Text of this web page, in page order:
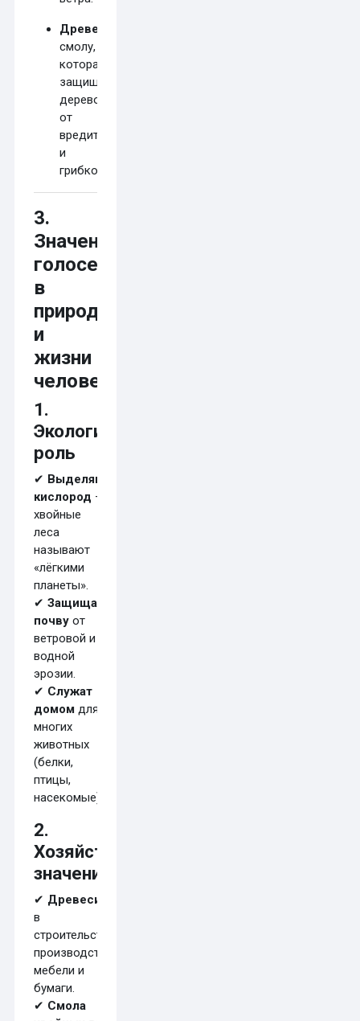
Древесина
смолу,
которая
защищает
дерево
от
вредителей
и
грибков.
3.
Значение
голосеменных
в
природе
и
жизни
человека
1.
Экологическая
роль
✔ Выделяют
кислород –
хвойные
леса
называют
«лёгкими
планеты».
✔ Защищают
почву от
ветровой и
водной
эрозии.
✔ Служат
домом для
многих
животных
(белки,
птицы,
насекомые).
2.
Хозяйственное
значение
✔ Древесина
в
строительстве,
производстве
мебели и
бумаги.
✔ Смола